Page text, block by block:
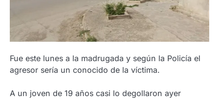
Fue este lunes a la madrugada y según la Policía el
agresor sería un conocido de la víctima.
A un joven de 19 años casi lo degollaron ayer